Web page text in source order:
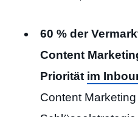
60 % der
Content
Priorität im
Content